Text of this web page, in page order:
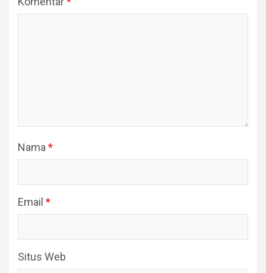
Nama*
Email *
Situs Web